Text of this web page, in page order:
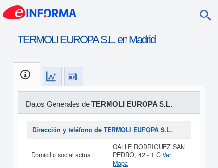
TERMOLI EUROPA S.L. en Madrid
Datos Generales de TERMOLI EUROPA S.L.
Dirección y teléfono de TERMOLI EUROPA S.L.
Domicilio social actual
CALLE RODRIGUEZ SAN
PEDRO, 42 - 1 C Ver
Mapa